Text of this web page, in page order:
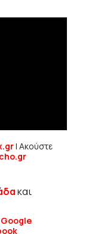
| Ακούστε
και
Google